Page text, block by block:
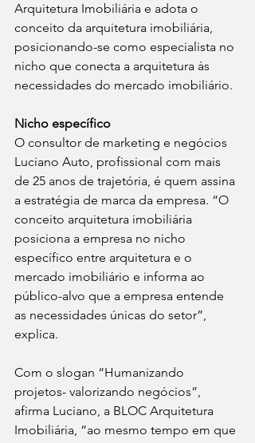
Arquitetura Imobiliária e adota o
conceito da arquitetura imobiliária,
posicionando-se como especialista no
nicho que conecta a arquitetura às
necessidades do mercado imobiliário.
Nicho específico
O consultor de marketing e negócios
Luciano Auto, profissional com mais
de 25 anos de trajetória, é quem assina
a estratégia de marca da empresa. “O
conceito arquitetura imobiliária
posiciona a empresa no nicho
específico entre arquitetura e o
mercado imobiliário e informa ao
público-alvo que a empresa entende
as necessidades únicas do setor”,
explica.
Com o slogan “Humanizando
projetos- valorizando negócios”,
afirma Luciano, a BLOC Arquitetura
Imobiliária, “ao mesmo tempo em que